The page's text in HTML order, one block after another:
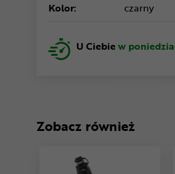
Kolor: czarny
U Ciebiew
Zobacz również